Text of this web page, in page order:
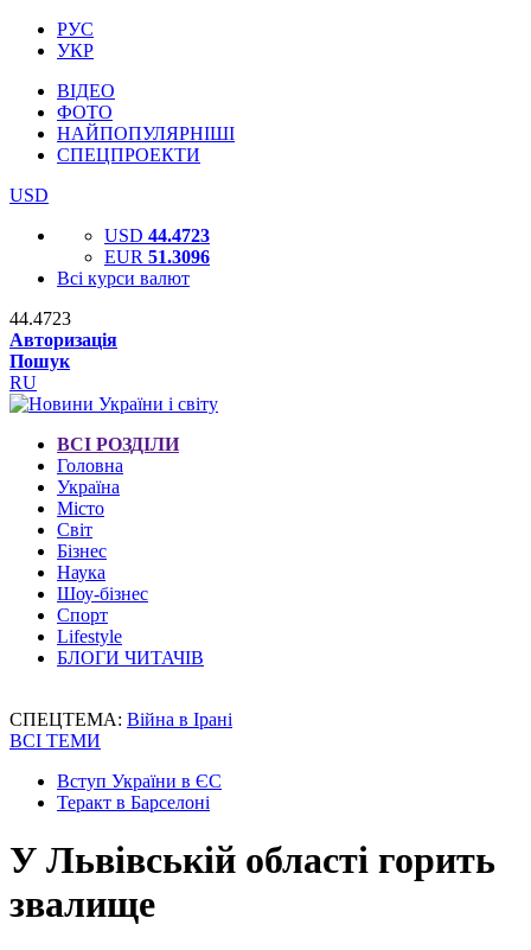
РУС
УКР
ВІДЕО
ФОТО
НАЙПОПУЛЯРНІШІ
СПЕЦПРОЕКТИ
USD
USD 44.4723
EUR 51.3096
Всі курси валют
44.4723
Авторизація
Пошук
RU
ВСІ РОЗДІЛИ
Головна
Україна
Місто
Світ
Бізнес
Наука
Шоу-бізнес
Спорт
Lifestyle
БЛОГИ ЧИТАЧІВ
СПЕЦТЕМА: Війна в Ірані
ВСІ ТЕМИ
Вступ України в ЄС
Теракт в Барселоні
У Львівській області горить
звалище